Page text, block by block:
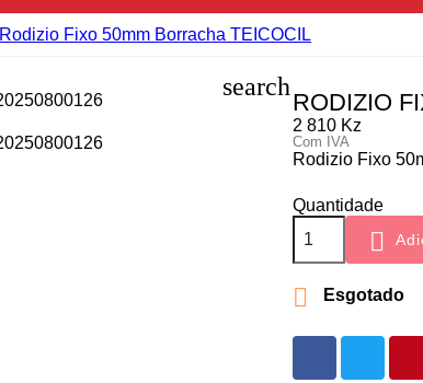
Rodizio Fixo 50mm Borracha TEICOCIL
search
RODIZIO
2 810 Kz
Com IVA
Rodizio Fixo
Quantidade

 Esgotado